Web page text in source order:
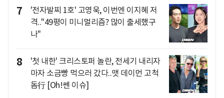
7
'전자발찌 1호' 고영욱, 이번엔 이지혜 저
격.."49평이 미니멀리즘? 많이 출세했구
나"
8
'첫 내한' 크리스토퍼 놀란, 전세기 내리자
마자 소금빵 먹으러 갔다..맷 데이먼 고척
돔行 [Oh!쎈 이슈]